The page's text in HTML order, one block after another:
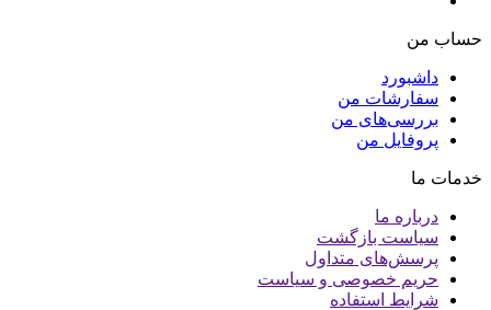
حساب من
داشبورد
سفارشات من
بررسی‌های من
پروفایل من
خدمات ما
درباره ما
سیاست بازگشت
پرسش‌های متداول
حریم خصوصی و سیاست
شرایط استفاده